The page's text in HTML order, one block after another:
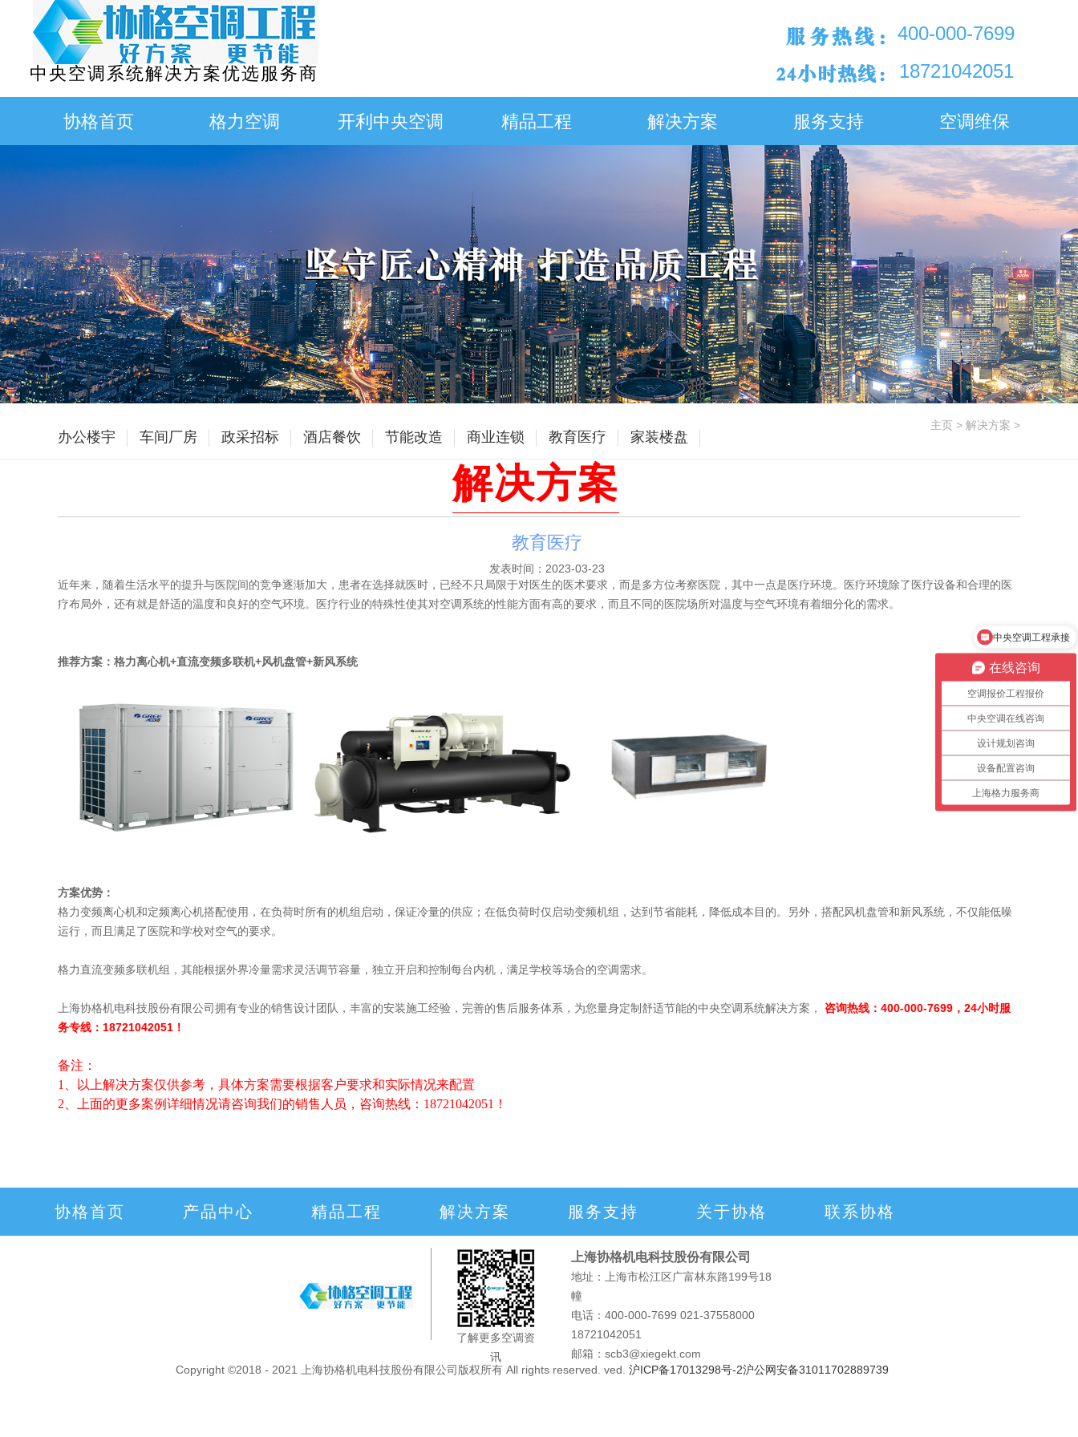
中央空调系统解决方案优选服务商
400-000-7699
18721042051
协格首页 格力空调 开利中央空调 精品工程 解决方案 服务支持 空调维保
办公楼宇 车间厂房 政采招标 酒店餐饮 节能改造 商业连锁 教育医疗 家装楼盘
主页 > 解决方案 >
解决方案
教育医疗
发表时间：2023-03-23
近年来，随着生活水平的提升与医院间的竞争逐渐加大，患者在选择就医时，已经不只局限于对医生的医术要求，而是多方位考察医院，其中一点是医疗环境。医疗环境除了医疗设备和合理的医
疗布局外，还有就是舒适的温度和良好的空气环境。医疗行业的特殊性使其对空调系统的性能方面有高的要求，而且不同的医院场所对温度与空气环境有着细分化的需求。
推荐方案：格力离心机+直流变频多联机+风机盘管+新风系统
方案优势：
格力变频离心机和定频离心机搭配使用，在负荷时所有的机组启动，保证冷量的供应；在低负荷时仅启动变频机组，达到节省能耗，降低成本目的。另外，搭配风机盘管和新风系统，不仅能低噪
运行，而且满足了医院和学校对空气的要求。
格力直流变频多联机组，其能根据外界冷量需求灵活调节容量，独立开启和控制每台内机，满足学校等场合的空调需求。
上海协格机电科技股份有限公司拥有专业的销售设计团队，丰富的安装施工经验，完善的售后服务体系，为您量身定制舒适节能的中央空调系统解决方案，
咨询热线：400-000-7699，24小时服
务专线：18721042051！
备注：
1、以上解决方案仅供参考，具体方案需要根据客户要求和实际情况来配置
2、上面的更多案例详细情况请咨询我们的销售人员，咨询热线：18721042051！
协格首页 产品中心 精品工程 解决方案 服务支持 关于协格 联系协格
了解更多空调资
讯
上海协格机电科技股份有限公司
地址：上海市松江区广富林东路199号18
幢
电话：400-000-7699 021-37558000
18721042051
邮箱：scb3@xiegekt.com
Copyright ©2018 - 2021 上海协格机电科技股份有限公司版权所有 All rights reserved. ved. 沪ICP备17013298号-2沪公网安备31011702889739
在线咨询
空调报价工程报价
中央空调在线咨询
设计规划咨询
设备配置咨询
上海格力服务商
中央空调工程承接